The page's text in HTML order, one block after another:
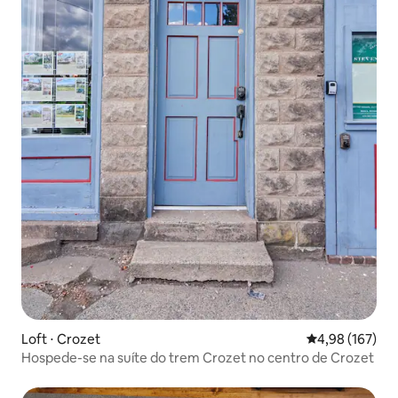
Loft ⋅ Crozet 4,98 de uma
4,98 (167)
Hospede-se na suíte do trem Crozet no centro de Crozet